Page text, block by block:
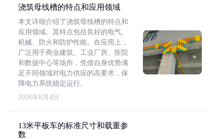
浇筑母线槽的特点和应用领域
本文详细介绍了浇筑母线槽的特点和
应用领域。其特点包括良好的电气、
机械、防火和防护性能。在应用上，
广泛用于商业建筑、工业厂房、医院
和数据中心等场所，凭借自身优势满
足不同领域对电力供应的高要求，保
障电力系统稳定运行。
2026年8月4日
13米平板车的标准尺寸和载重参
数